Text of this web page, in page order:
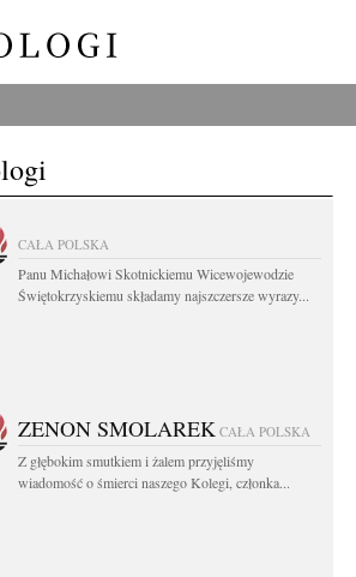
CAŁA POLSKA
Panu Michałowi Skotnickiemu Wicewojewodzie
Świętokrzyskiemu składamy najszczersze wyrazy...
ZENON SMOLAREK CAŁA POLSKA
Z głębokim smutkiem i żalem przyjęliśmy
wiadomość o śmierci naszego Kolegi, członka...